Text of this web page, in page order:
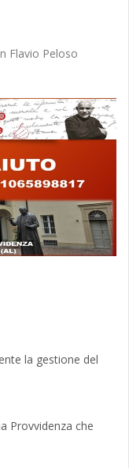
Flavio Peloso
la gestione del
Provvidenza che